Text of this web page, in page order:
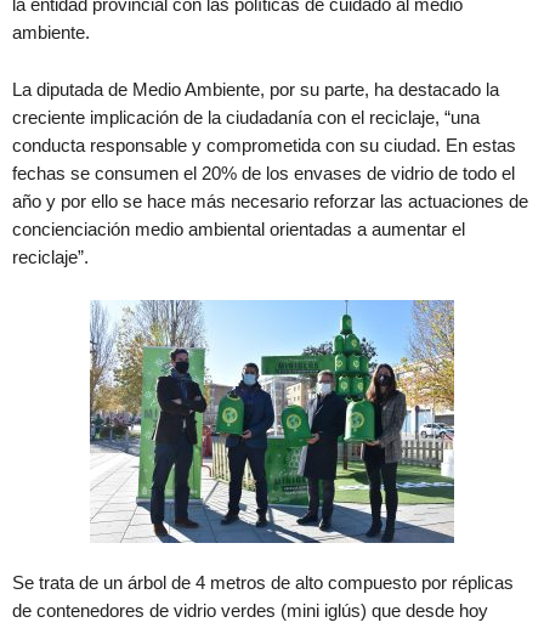
la entidad provincial con las políticas de cuidado al medio
ambiente.
La diputada de Medio Ambiente, por su parte, ha destacado la
creciente implicación de la ciudadanía con el reciclaje, “una
conducta responsable y comprometida con su ciudad. En estas
fechas se consumen el 20% de los envases de vidrio de todo el
año y por ello se hace más necesario reforzar las actuaciones de
concienciación medio ambiental orientadas a aumentar el
reciclaje”.
Se trata de un árbol de 4 metros de alto compuesto por réplicas
de contenedores de vidrio verdes (mini iglús) que desde hoy